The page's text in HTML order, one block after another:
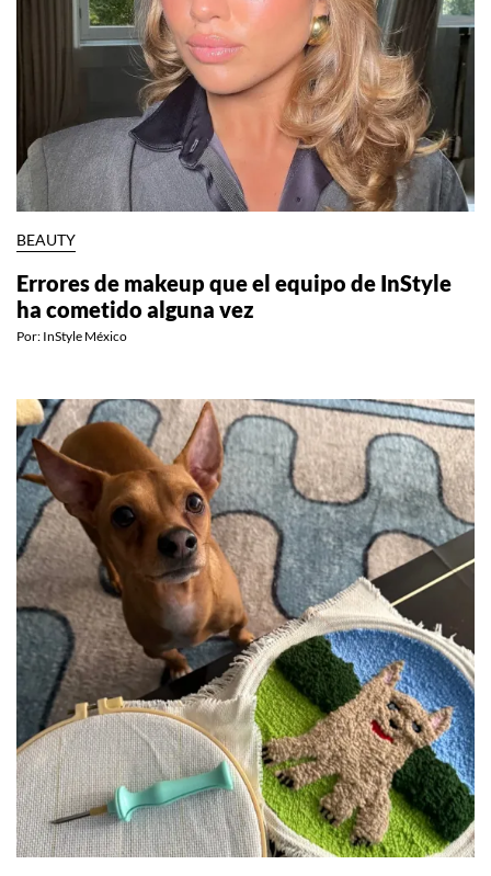
BEAUTY
Errores de makeup que el equipo de InStyle
ha cometido alguna vez
Por: InStyle México